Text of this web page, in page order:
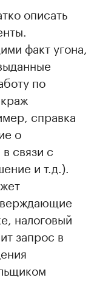
описать
факт угона,
по
справка
о
связи с
и т.д.).
налоговый
запрос в